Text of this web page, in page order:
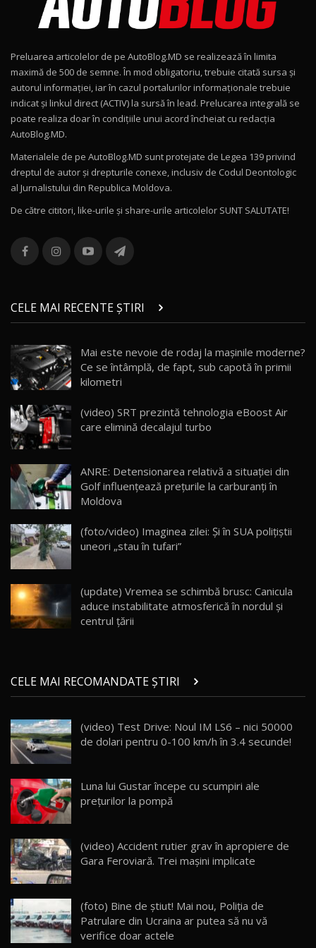
Noul Geely EX2 / Test Drive AutoBlog.MD
15:22
Mercedes-AMG E 53 HYBRID 4MATIC+ / Test
Drive AutoBlog.MD
16:27
11
Noul Volvo ES90 / Test Drive AutoBlog.MD
12
Noul MG HS / Test Drive AutoBlog.MD
16:48
13
combină aventura cu luxul / AutoBlog.MD
36:08
chinez care face lumea să se întoarcă după el
/ AutoBlog.MD
17:27
15 14:37
16
AutoBlogMD
13:10
17 20:06
30:08
AutoBlog.MD
23:36
20
Noul ZEEKR 7X / Test Drive AutoBlog.MD
29:08
21
Micul BYD Dolphin Surf / Test Drive
AutoBlog.MD
16:59
22
Noua Mazda 6e / Test Drive AutoBlog.MD
26:59
23
Lynk & Co 01 / Test Drive AutoBlog.MD
25:19
24
ZEEKR 009: Cel mai Performant și Confortabil
Van Electric Testat în Moldova / AutoBlog.MD
26:38
25
mai Exclusiv și Puternic Defender Testat în
Moldova
32:21
Preluarea articolelor de pe AutoBlog.MD se realizează în limita
maximă de 500 de semne. În mod obligatoriu, trebuie citată sursa și
autorul informației, iar în cazul portalurilor informaționale trebuie
indicat și linkul direct (ACTIV) la sursă în lead. Prelucarea integrală se
poate realiza doar în condițiile unui acord încheiat cu redacţia
AutoBlog.MD.
Materialele de pe AutoBlog.MD sunt protejate de Legea 139 privind
dreptul de autor și drepturile conexe, inclusiv de Codul Deontologic
al Jurnalistului din Republica Moldova.
De către cititori, like-urile şi share-urile articolelor SUNT SALUTATE!
CELE MAI RECENTE ȘTIRI
Mai este nevoie de rodaj la mașinile moderne?
Ce se întâmplă, de fapt, sub capotă în primii
kilometri
(video) SRT prezintă tehnologia eBoost Air
care elimină decalajul turbo
ANRE: Detensionarea relativă a situației din
Golf influențează prețurile la carburanți în
Moldova
(foto/video) Imaginea zilei: Și în SUA polițiștii
uneori „stau în tufari”
(update) Vremea se schimbă brusc: Canicula
aduce instabilitate atmosferică în nordul și
centrul țării
CELE MAI RECOMANDATE ȘTIRI
(video) Test Drive: Noul IM LS6 – nici 50000
de dolari pentru 0-100 km/h în 3.4 secunde!
Luna lui Gustar începe cu scumpiri ale
preţurilor la pompă
(video) Accident rutier grav în apropiere de
Gara Feroviară. Trei maşini implicate
(foto) Bine de ştiut! Mai nou, Poliţia de
Patrulare din Ucraina ar putea să nu vă
verifice doar actele